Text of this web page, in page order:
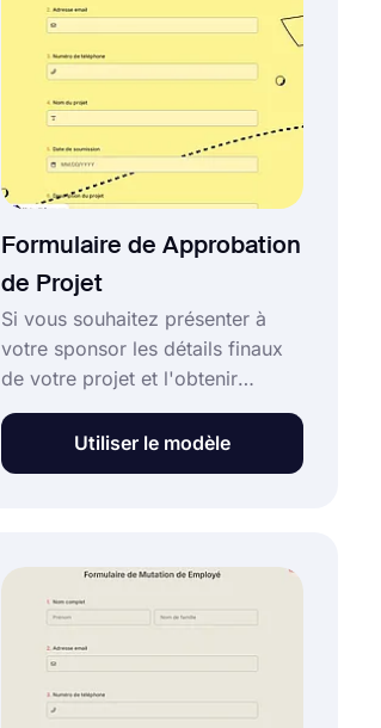
Formulaire de Approbation
de Projet
Si vous souhaitez présenter à
votre sponsor les détails finaux
de votre projet et l'obtenir
approuvé, le formulaire de
demande d'approbation de
projet vous sera très utile. Créez
formulaire de demande
d'approbation de projet.
Utiliser le modèle